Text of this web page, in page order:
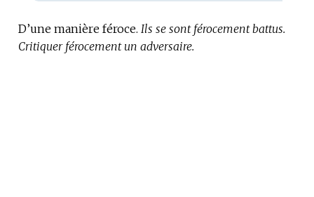
D’une manière féroce. Ils se sont férocement battus.
Critiquer férocement un adversaire.